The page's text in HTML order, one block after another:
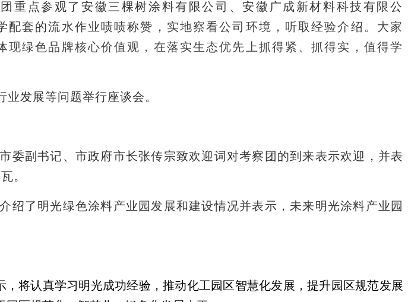
重点参观了安徽三棵树涂料有限公司、安徽广成新材料科技有限公
套的流水作业啧啧称赞， 实地察看公司 环境，听取经验介绍。大家
绿色品牌核心价值观， 在落实生态优先上抓得紧、抓得实，值得学
发展等问题举行座谈会。
委副书记、市政府市长张传宗致欢迎词对考察团的到来表示欢迎，并表
。
了明光绿色涂料产业园发展和建设情况并表示，未来明光涂料产业园
将认真学习明光成功经验，推动化工园区智慧化发展，提升园区规范发展